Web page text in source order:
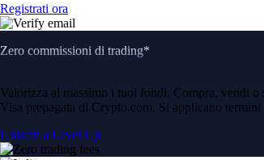
Registrati ora
Zero commissioni di trading*
Valorizza al massimo i tuoi fondi. Compra, vendi
Visa prepagata di Crypto.com. Si applicano
Unisciti a Level Up